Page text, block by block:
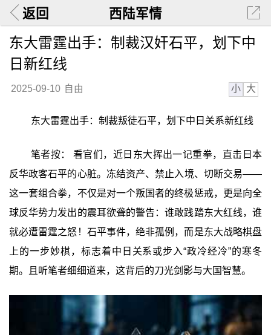
返回 西陆军情
东大雷霆出手：制裁汉奸石平，划下中
日新红线
2025-09-10 自由 小 大
东大雷霆出手：制裁叛徒石平，划下中日关系新红线
笔者按： 看官们，近日东大挥出一记重拳，直击日本
反华政客石平的心脏。冻结资产、禁止入境、切断交易——
这一套组合拳，不仅是对一个叛国者的终极惩戒，更是向全
球反华势力发出的震耳欲聋的警告：谁敢践踏东大红线，谁
就必遭雷霆之怒！石平事件，绝非孤例，而是东大战略棋盘
上的一步妙棋，标志着中日关系或步入“政冷经冷”的寒冬
期。且听笔者细细道来，这背后的刀光剑影与大国智慧。